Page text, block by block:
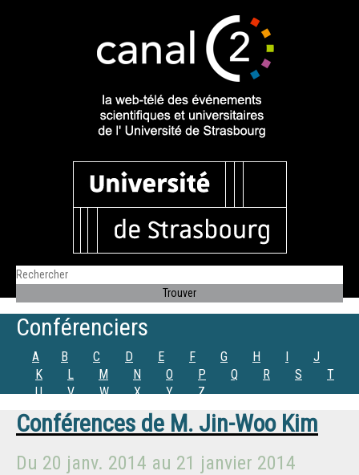
Conférenciers
A B C D E F G H I
J
K
L M N O P Q R S
T
U
V W X Y Z
Conférences de M. Jin-Woo Kim
Du 20 janv. 2014 au 21 janvier 2014